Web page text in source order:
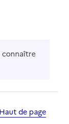
connaître
Haut de page